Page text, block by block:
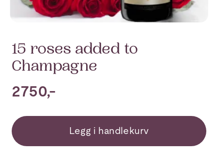
15 roses added to
Champagne
2750,-
Legg i handlekurv